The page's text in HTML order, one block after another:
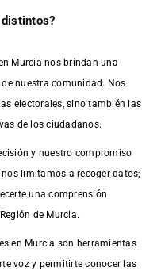
distintos?
Murcia nos brindan una
nuestra comunidad. Nos
electorales, sino también las
de los ciudadanos.
y nuestro compromiso
limitamos a recoger datos;
una comprensión
de Murcia.
en Murcia son herramientas
voz y permitirte conocer las